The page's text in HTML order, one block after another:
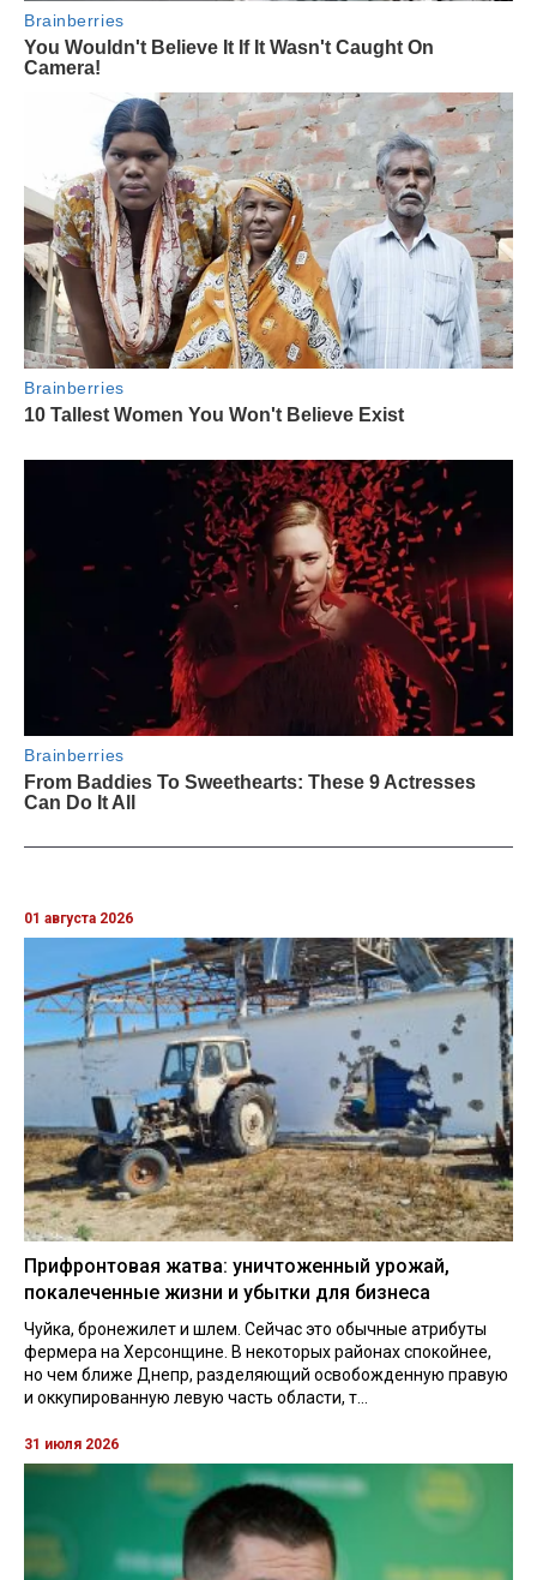
01 августа 2026
Прифронтовая жатва: уничтоженный урожай,
покалеченные жизни и убытки для бизнеса
Чуйка, бронежилет и шлем. Сейчас это обычные атрибуты
фермера на Херсонщине. В некоторых районах спокойнее,
но чем ближе Днепр, разделяющий освобожденную правую
и оккупированную левую часть области, т...
31 июля 2026